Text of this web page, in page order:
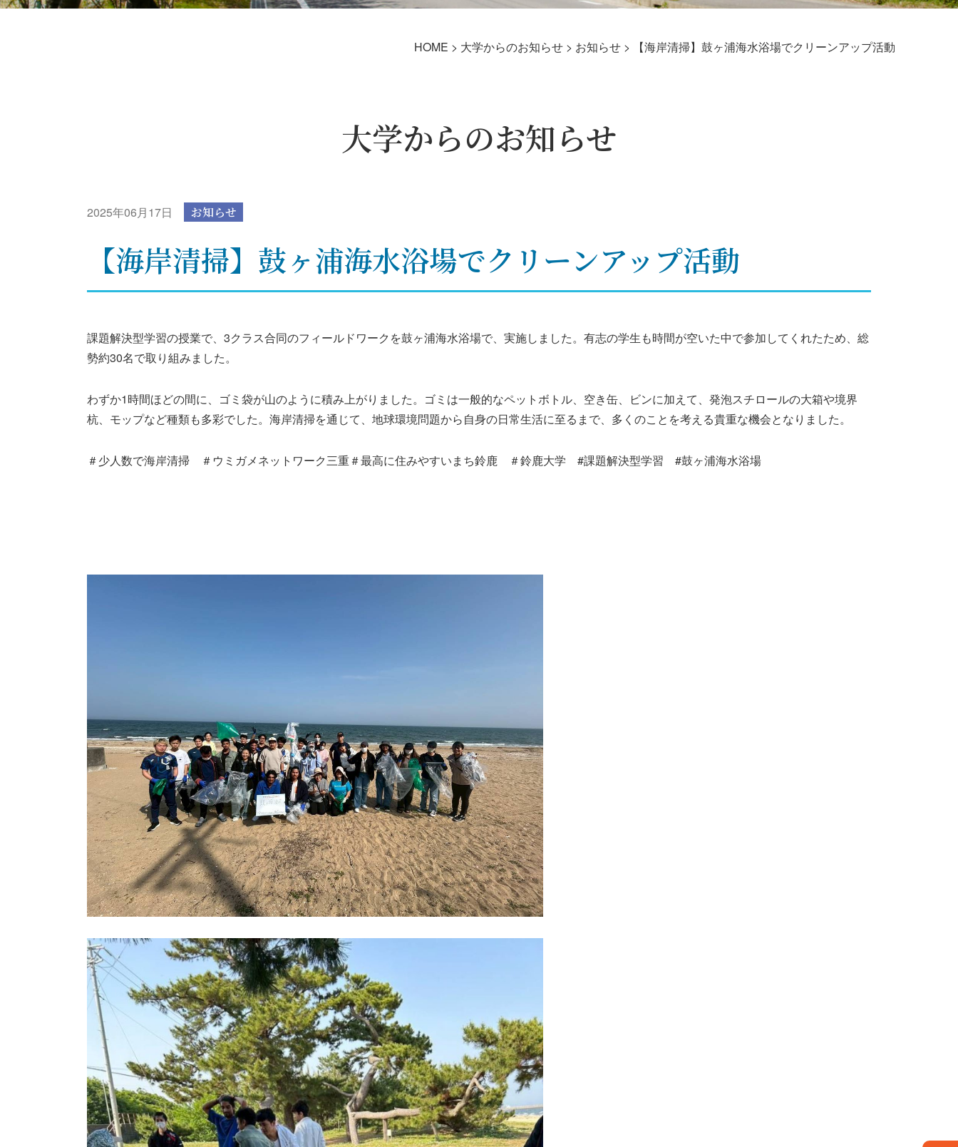
HOME > 大学からのお知らせ > お知らせ > 【海岸清掃】鼓ヶ浦海水浴場でクリーンアップ活動
大学からのお知らせ
2025年06月17日 お知らせ
【海岸清掃】鼓ヶ浦海水浴場でクリーンアップ活動
課題解決型学習の授業で、3クラス合同のフィールドワークを鼓ヶ浦海水浴場で、実施しました。有志の学生も時間が空いた中で参加してくれたため、総
勢約30名で取り組みました。
わずか1時間ほどの間に、ゴミ袋が山のように積み上がりました。ゴミは一般的なペットボトル、空き缶、ビンに加えて、発泡スチロールの大箱や境界
杭、モップなど種類も多彩でした。海岸清掃を通じて、地球環境問題から自身の日常生活に至るまで、多くのことを考える貴重な機会となりました。
＃少人数で海岸清掃 ＃ウミガメネットワーク三重＃最高に住みやすいまち鈴鹿 ＃鈴鹿大学 #課題解決型学習 #鼓ヶ浦海水浴場